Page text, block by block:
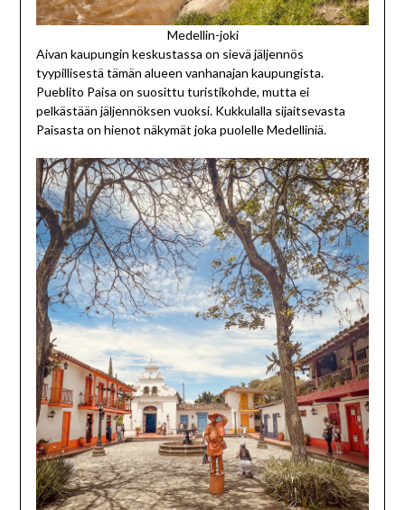
Medellin-joki
Aivan kaupungin keskustassa on sievä jäljennös
tyypillisestä tämän alueen vanhanajan kaupungista.
Pueblito Paisa on suosittu turistikohde, mutta ei
pelkästään jäljennöksen vuoksi. Kukkulalla sijaitsevasta
Paisasta on hienot näkymät joka puolelle Medelliniä.